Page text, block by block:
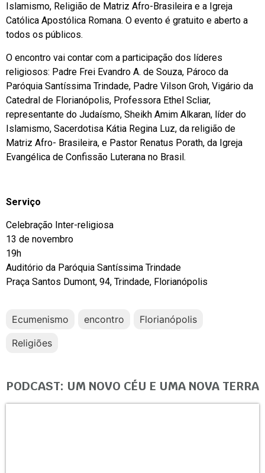
Islamismo, Religião de Matriz Afro-Brasileira e a Igreja
Católica Apostólica Romana. O evento é gratuito e aberto a
todos os públicos.
O encontro vai contar com a participação dos líderes
religiosos: Padre Frei Evandro A. de Souza, Pároco da
Paróquia Santíssima Trindade, Padre Vilson Groh, Vigário da
Catedral de Florianópolis, Professora Ethel Scliar,
representante do Judaísmo, Sheikh Amim Alkaran, líder do
Islamismo, Sacerdotisa Kátia Regina Luz, da religião de
Matriz Afro- Brasileira, e Pastor Renatus Porath, da Igreja
Evangélica de Confissão Luterana no Brasil.
Serviço
Celebração Inter-religiosa
13 de novembro
19h
Auditório da Paróquia Santíssima Trindade
Praça Santos Dumont, 94, Trindade, Florianópolis
Ecumenismo encontro
Florianópolis
Religiões
PODCAST: UM NOVO CÉU E UMA NOVA TERRA